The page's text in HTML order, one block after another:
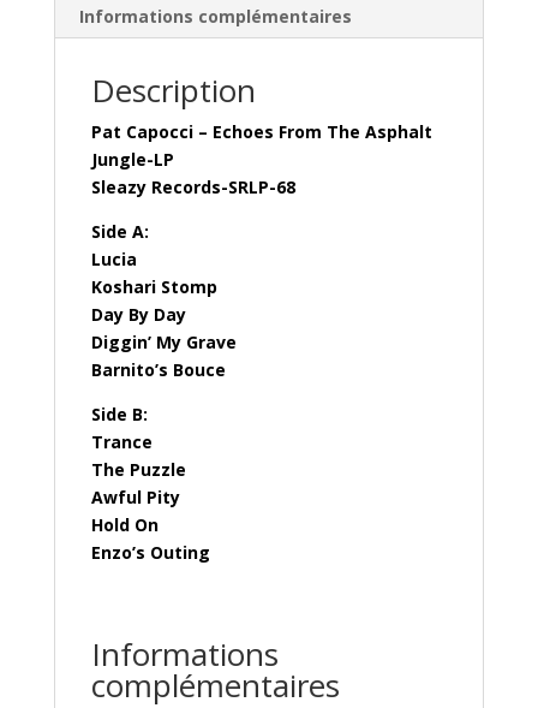
Informations complémentaires
Description
Pat Capocci – Echoes From The Asphalt
Jungle-LP
Sleazy Records-SRLP-68
Side A:
Lucia
Koshari Stomp
Day By Day
Diggin’ My Grave
Barnito’s Bouce
Side B:
Trance
The Puzzle
Awful Pity
Hold On
Enzo’s Outing
Informations
complémentaires